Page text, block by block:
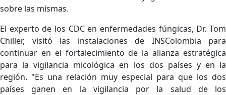
sobre las mismas.
El experto de los CDC en enfermedades fúngicas, Dr. Tom
Chiller, visitó las instalaciones de INSColombia para
continuar en el fortalecimiento de la alianza estratégica
para la vigilancia micológica en los dos países y en la
región. "Es una relación muy especial para que los dos
países ganen en la vigilancia por la salud de los